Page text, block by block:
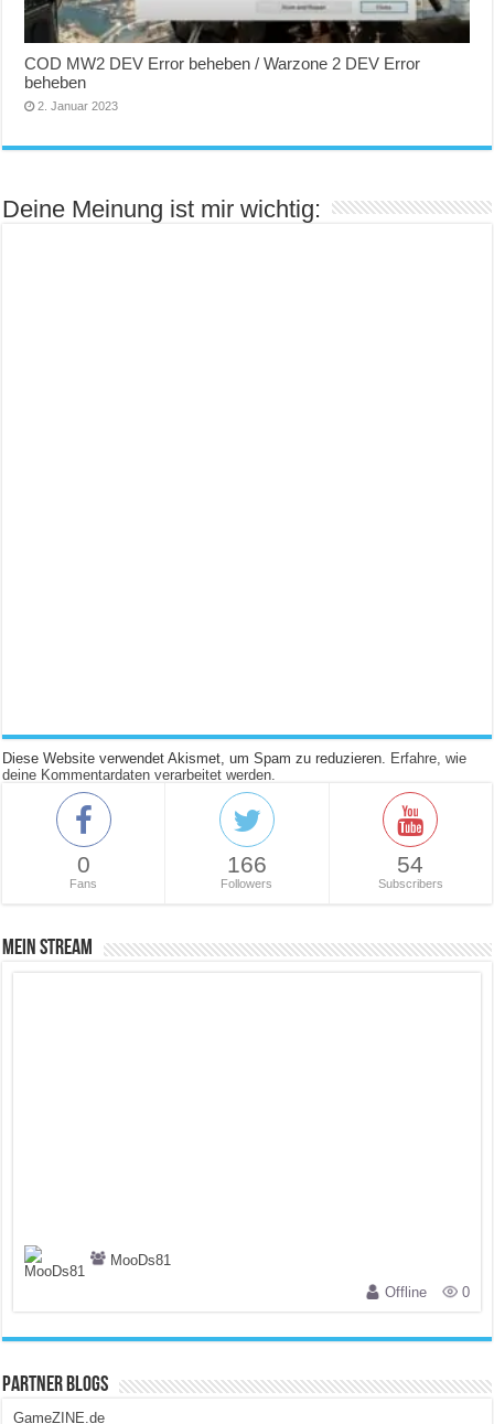
COD MW2 DEV Error beheben / Warzone 2 DEV Error
beheben
2. Januar 2023
Deine Meinung ist mir wichtig:
Diese Website verwendet Akismet, um Spam zu reduzieren. Erfahre, wie
deine Kommentardaten verarbeitet werden.
0
Fans
166
Followers
54
Subscribers
Mein Stream
MooDs81
Offline
0
Partner Blogs
GameZINE.de